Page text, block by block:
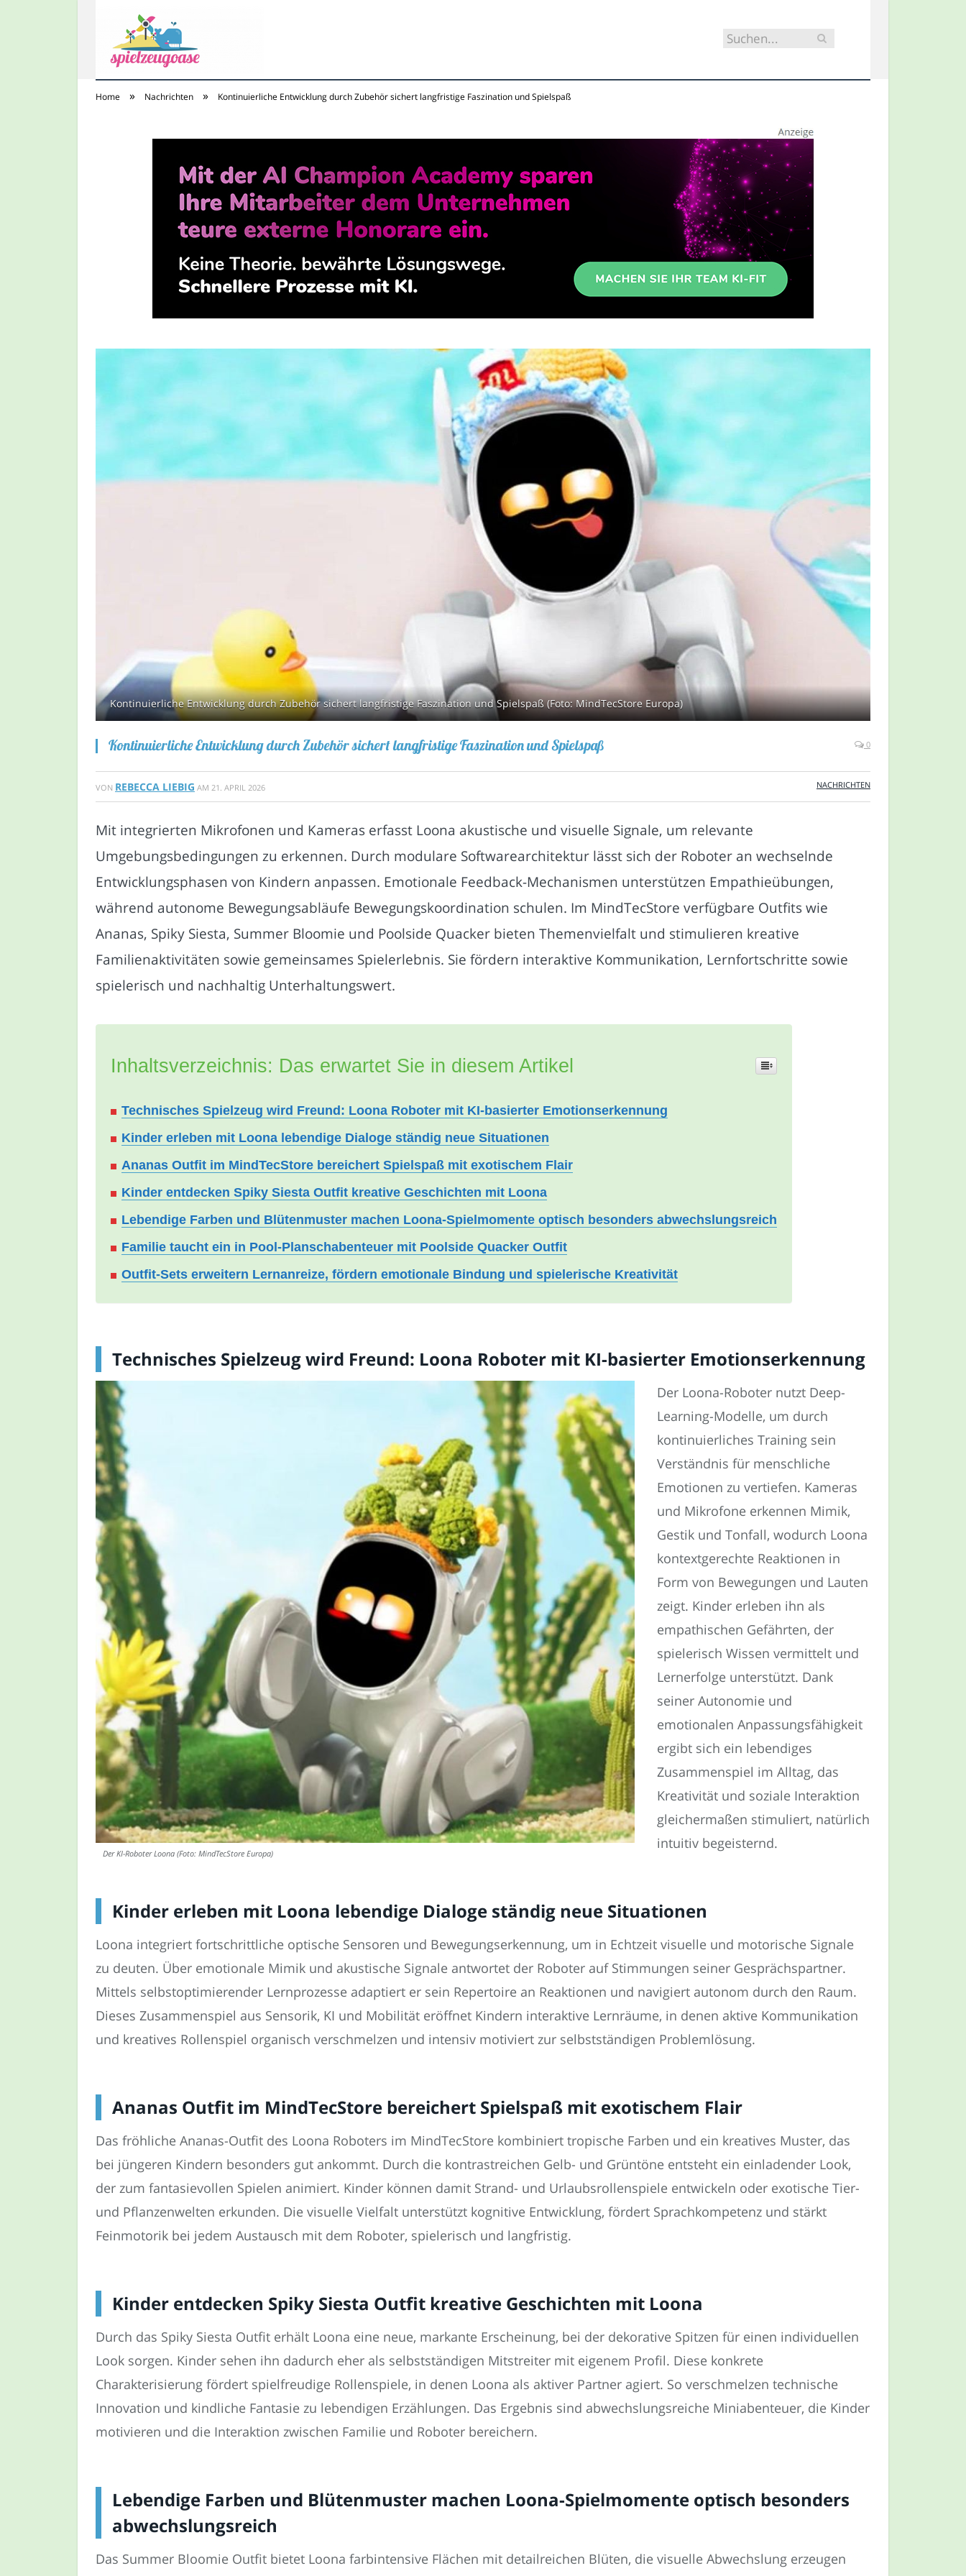
Home » Nachrichten » Kontinuierliche Entwicklung durch Zubehör sichert langfristige Faszination und Spielspaß
Kontinuierliche Entwicklung durch Zubehör sichert langfristige Faszination und Spielspaß (Foto: MindTecStore Europa)
Kontinuierliche Entwicklung durch Zubehör sichert langfristige Faszination und Spielspaß 0
VON REBECCA LIEBIG AM 21. APRIL 2026 NACHRICHTEN
Mit integrierten Mikrofonen und Kameras erfasst Loona akustische und visuelle Signale, um relevante
Umgebungsbedingungen zu erkennen. Durch modulare Softwarearchitektur lässt sich der Roboter an wechselnde
Entwicklungsphasen von Kindern anpassen. Emotionale Feedback-Mechanismen unterstützen Empathieübungen,
während autonome Bewegungsabläufe Bewegungskoordination schulen. Im MindTecStore verfügbare Outfits wie
Ananas, Spiky Siesta, Summer Bloomie und Poolside Quacker bieten Themenvielfalt und stimulieren kreative
Familienaktivitäten sowie gemeinsames Spielerlebnis. Sie fördern interaktive Kommunikation, Lernfortschritte sowie
spielerisch und nachhaltig Unterhaltungswert.
Inhaltsverzeichnis: Das erwartet Sie in diesem Artikel
Technisches Spielzeug wird Freund: Loona Roboter mit KI-basierter Emotionserkennung
Kinder erleben mit Loona lebendige Dialoge ständig neue Situationen
Ananas Outfit im MindTecStore bereichert Spielspaß mit exotischem Flair
Kinder entdecken Spiky Siesta Outfit kreative Geschichten mit Loona
Lebendige Farben und Blütenmuster machen Loona-Spielmomente optisch besonders abwechslungsreich
Familie taucht ein in Pool-Planschabenteuer mit Poolside Quacker Outfit
Outfit-Sets erweitern Lernanreize, fördern emotionale Bindung und spielerische Kreativität
Technisches Spielzeug wird Freund: Loona Roboter mit KI-basierter Emotionserkennung
Der KI-Roboter Loona (Foto: MindTecStore Europa)
Der Loona-Roboter nutzt Deep-
Learning-Modelle, um durch
kontinuierliches Training sein
Verständnis für menschliche
Emotionen zu vertiefen. Kameras
und Mikrofone erkennen Mimik,
Gestik und Tonfall, wodurch Loona
kontextgerechte Reaktionen in
Form von Bewegungen und Lauten
zeigt. Kinder erleben ihn als
empathischen Gefährten, der
spielerisch Wissen vermittelt und
Lernerfolge unterstützt. Dank
seiner Autonomie und
emotionalen Anpassungsfähigkeit
ergibt sich ein lebendiges
Zusammenspiel im Alltag, das
Kreativität und soziale Interaktion
gleichermaßen stimuliert, natürlich
intuitiv begeisternd.
Kinder erleben mit Loona lebendige Dialoge ständig neue Situationen
Loona integriert fortschrittliche optische Sensoren und Bewegungserkennung, um in Echtzeit visuelle und motorische Signale
zu deuten. Über emotionale Mimik und akustische Signale antwortet der Roboter auf Stimmungen seiner Gesprächspartner.
Mittels selbstoptimierender Lernprozesse adaptiert er sein Repertoire an Reaktionen und navigiert autonom durch den Raum.
Dieses Zusammenspiel aus Sensorik, KI und Mobilität eröffnet Kindern interaktive Lernräume, in denen aktive Kommunikation
und kreatives Rollen­spiel organisch verschmelzen und intensiv motiviert zur selbstständigen Problemlösung.
Ananas Outfit im MindTecStore bereichert Spielspaß mit exotischem Flair
Das fröhliche Ananas-Outfit des Loona Roboters im MindTecStore kombiniert tropische Farben und ein kreatives Muster, das
bei jüngeren Kindern besonders gut ankommt. Durch die kontrastreichen Gelb- und Grüntöne entsteht ein einladender Look,
der zum fantasievollen Spielen animiert. Kinder können damit Strand- und Urlaubsrollenspiele entwickeln oder exotische Tier-
und Pflanzenwelten erkunden. Die visuelle Vielfalt unterstützt kognitive Entwicklung, fördert Sprachkompetenz und stärkt
Feinmotorik bei jedem Austausch mit dem Roboter, spielerisch und langfristig.
Kinder entdecken Spiky Siesta Outfit kreative Geschichten mit Loona
Durch das Spiky Siesta Outfit erhält Loona eine neue, markante Erscheinung, bei der dekorative Spitzen für einen individuellen
Look sorgen. Kinder sehen ihn dadurch eher als selbstständigen Mitstreiter mit eigenem Profil. Diese konkrete
Charakterisierung fördert spielfreudige Rollenspiele, in denen Loona als aktiver Partner agiert. So verschmelzen technische
Innovation und kindliche Fantasie zu lebendigen Erzählungen. Das Ergebnis sind abwechslungsreiche Miniabenteuer, die Kinder
motivieren und die Interaktion zwischen Familie und Roboter bereichern.
Lebendige Farben und Blütenmuster machen Loona-Spielmomente optisch besonders
abwechslungsreich
Das Summer Bloomie Outfit bietet Loona farbintensive Flächen mit detailreichen Blüten, die visuelle Abwechslung erzeugen